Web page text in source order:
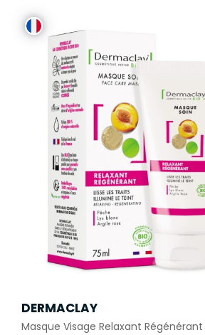
DERMACLAY
Masque Visage Relaxant